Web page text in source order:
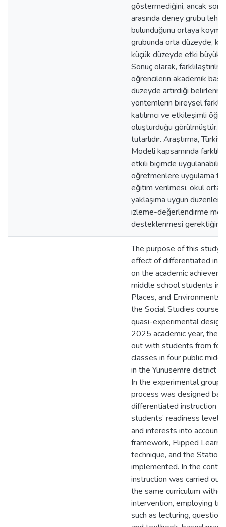
göstermediğini, ancak son
arasında deney grubu
bulunduğunu ortaya
grubunda orta düzeyde,
küçük düzeyde etki
Sonuç olarak,
öğrencilerin akademik
düzeyde artırdığı
yöntemlerin bireysel
katılımcı ve etkileşimli
oluşturduğu görülmüştür.
tutarlıdır. Araştırma,
Modeli kapsamında
etkili biçimde
öğretmenlere uygulama
eğitim verilmesi, okul
yaklaşıma uygun
izleme-değerlendirme
desteklenmesi gerektiğini
The purpose of this study
effect of differentiated
on the academic
middle school students in
Places, and Environments
the Social Studies course.
quasi-experimental
2025 academic year, the
out with students from
classes in four public
in the Yunusemre district
In the experimental
process was designed
differentiated instruction
students’ readiness
and interests into
framework, Flipped
technique, and the Station
implemented. In the
instruction was carried out
the same curriculum
intervention, employing
such as lecturing,